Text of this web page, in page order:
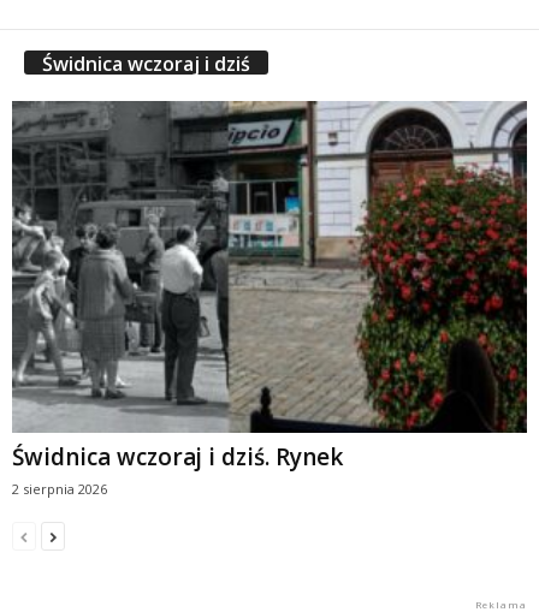
Świdnica wczoraj i dziś
Świdnica wczoraj i dziś. Rynek
2 sierpnia 2026